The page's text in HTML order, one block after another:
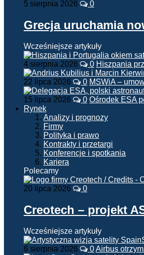
5 sierpnia 2026 0
Grecja uruchamia
Wcześniejsze artykuły
4 sierpnia 2026 0 Hiszpania
22 lipca 2026 0 MSWiA –
15 lipca 2026 0 Ośrodek ESA
Rynek
Analizy i prognozy
Firmy
Polityka i prawo
Kontrakty i przetargi
Konferencje i spotkania
Kariera
Polecamy
20 lipca 2026 0
Creotech – projekt
Wcześniejsze artykuły
6 sierpnia 2026 0Airbus